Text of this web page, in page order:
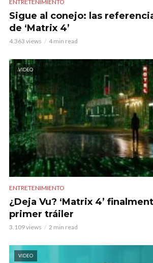
ENTRETENIMIENTO
Sigue al conejo: las
de ‘Matrix 4’
4.363 views 4 min read
VIDEO
ENTRETENIMIENTO
¿Deja Vu? ‘Matrix 4’
primer tráiler
3.109 views 2 min read
VIDEO